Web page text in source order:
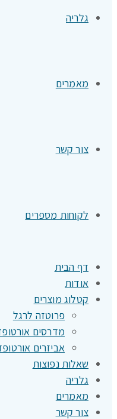
גלריה
מאמרים
צור קשר
לקוחות מספרים
דף הבית
אודות
קטלוג מוצרים
פרוטזה לרגל
מדרסים
אביזרים
שאלות נפוצות
גלריה
מאמרים
צור קשר